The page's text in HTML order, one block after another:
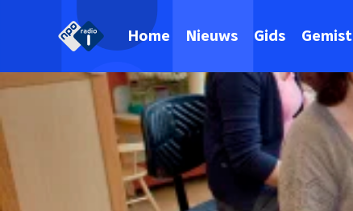
Home Nieuws Gids Gemist